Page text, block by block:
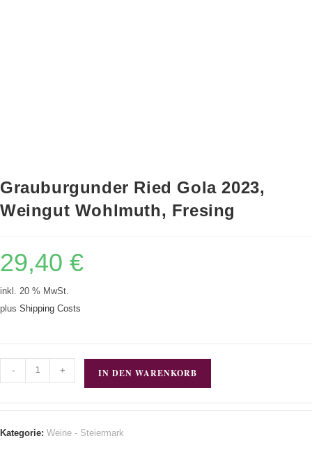
Grauburgunder Ried Gola 2023,
Weingut Wohlmuth, Fresing
29,40 €
inkl. 20 % MwSt.
plus Shipping Costs
- + IN DEN WARENKORB
Kategorie: Weine - Steiermark